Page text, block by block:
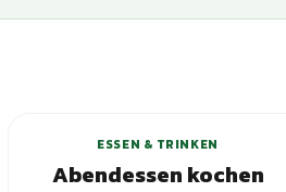
ESSEN & TRINKEN
Abendessen kochen